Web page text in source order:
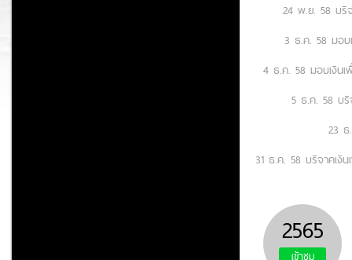
24 พ.ย. 58 บริ
3 ธ.ค. 58 มอบ
4 ธ.ค. 58 มอบเงินเ
5 ธ.ค. 58 บริ
23 ธ
31 ธ.ค. 58 บริจาคเงิ
2565
เข้าชม